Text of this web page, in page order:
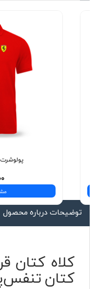
توضیحات درباره محصول
کلاه کتان
کتان